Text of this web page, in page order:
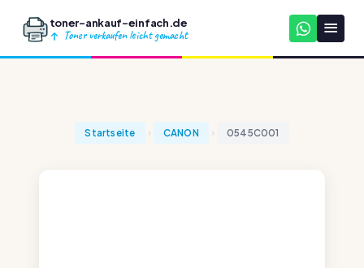
toner-ankauf-einfach.de
Toner verkaufen leicht gemacht
Startseite CANON 0545C001